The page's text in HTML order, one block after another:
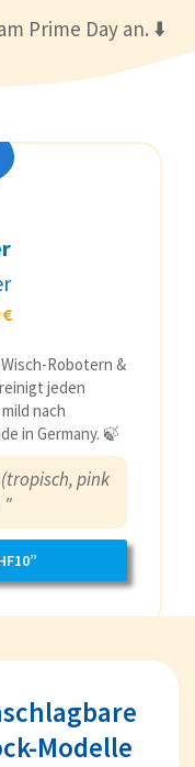
Prime Day an. ⬇️
Robotern &
jeden
nach
in Germany. 🍃
pink
"
Modelle